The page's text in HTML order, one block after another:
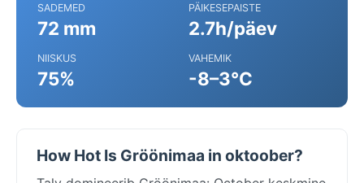
SADEMED
72 mm
PÄIKESEPAISTE
2.7h/päev
NIISKUS
75%
VAHEMIK
-8–3°C
How Hot Is Gröönimaa in oktoober?